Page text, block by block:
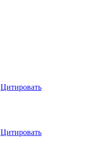
Цитировать
Цитировать